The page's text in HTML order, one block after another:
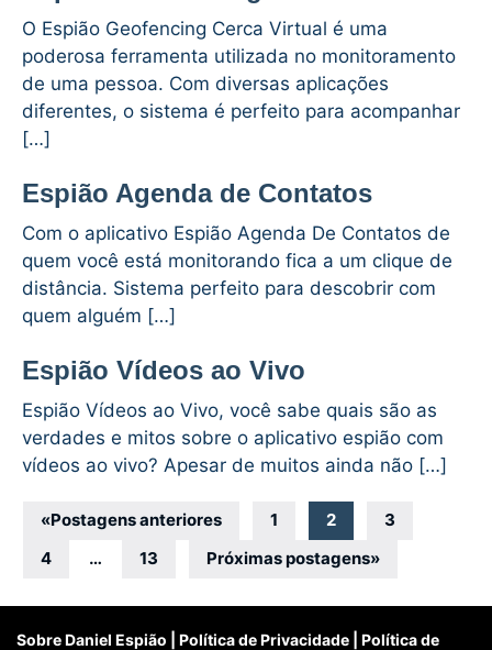
O Espião Geofencing Cerca Virtual é uma
poderosa ferramenta utilizada no monitoramento
de uma pessoa. Com diversas aplicações
diferentes, o sistema é perfeito para acompanhar
[…]
Espião Agenda de Contatos
Com o aplicativo Espião Agenda De Contatos de
quem você está monitorando fica a um clique de
distância. Sistema perfeito para descobrir com
quem alguém […]
Espião Vídeos ao Vivo
Espião Vídeos ao Vivo, você sabe quais são as
verdades e mitos sobre o aplicativo espião com
vídeos ao vivo? Apesar de muitos ainda não […]
Navegação
por
posts
«Postagens anteriores 1 2
3
4
… 13 Próximas postagens»
Sobre Daniel Espião Política de Privacidade
Política de